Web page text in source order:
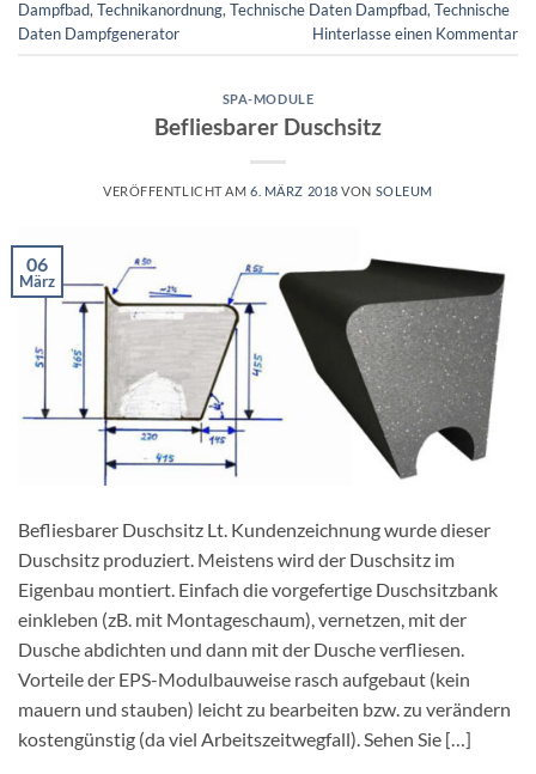
Dampfbad, Technikanordnung, Technische Daten Dampfbad, Technische
Daten Dampfgenerator
Hinterlasse einen Kommentar
SPA-MODULE
Befliesbarer Duschsitz
VERÖFFENTLICHT AM6. MÄRZ 2018 VON SOLEUM
06
März
Befliesbarer Duschsitz Lt. Kundenzeichnung wurde dieser
Duschsitz produziert. Meistens wird der Duschsitz im
Eigenbau montiert. Einfach die vorgefertige Duschsitzbank
einkleben (zB. mit Montageschaum), vernetzen, mit der
Dusche abdichten und dann mit der Dusche verfliesen.
Vorteile der EPS-Modulbauweise rasch aufgebaut (kein
mauern und stauben) leicht zu bearbeiten bzw. zu verändern
kostengünstig (da viel Arbeitszeitwegfall). Sehen Sie […]